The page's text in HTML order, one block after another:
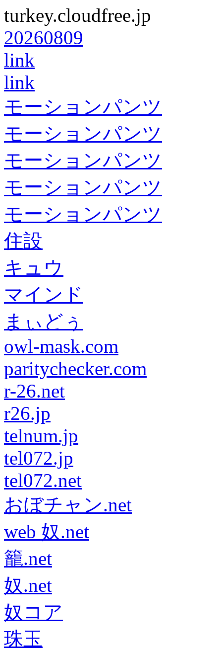
turkey.cloudfree.jp
20260809
link
link
モーションパンツ
モーションパンツ
モーションパンツ
モーションパンツ
モーションパンツ
住設
キュウ
マインド
まぃどぅ
owl-mask.com
paritychecker.com
r-26.net
r26.jp
telnum.jp
tel072.jp
tel072.net
おぼチャン.net
web 奴.net
籠.net
奴.net
奴コア
珠玉